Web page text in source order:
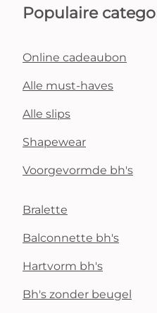
Populaire
Online cadeaubon
Alle must-haves
Alle slips
Shapewear
Voorgevormde bh's
Bralette
Balconnette bh's
Hartvorm bh's
Bh's zonder beugel